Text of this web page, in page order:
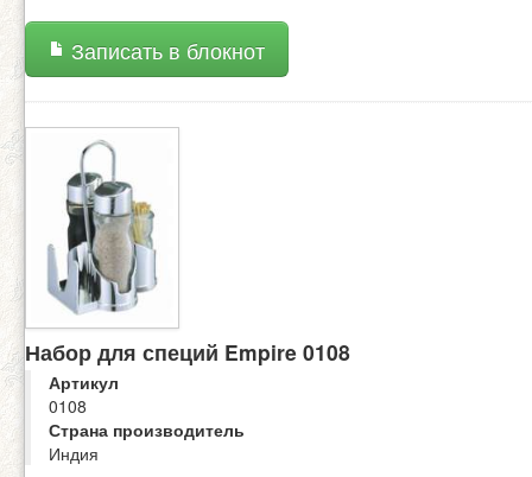
Записать в блокнот
Набор для специй Empire 0108
Артикул
0108
Страна производитель
Индия